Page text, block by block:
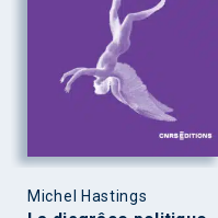
Michel Hastings